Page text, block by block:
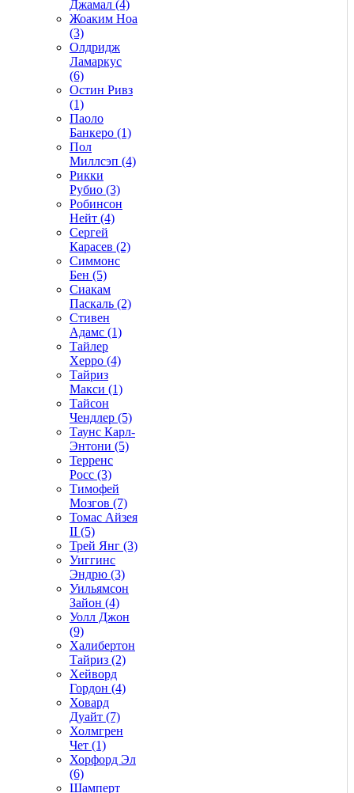
Джамал (4)
Жоаким Ноа
(3)
Олдридж
Ламаркус
(6)
Остин Ривз
(1)
Паоло
Банкеро (1)
Пол
Миллсэп (4)
Рикки
Рубио (3)
Робинсон
Нейт (4)
Сергей
Карасев (2)
Симмонс
Бен (5)
Сиакам
Паскаль (2)
Стивен
Адамс (1)
Тайлер
Херро (4)
Тайриз
Макси (1)
Тайсон
Чендлер (5)
Таунс Карл-
Энтони (5)
Терренс
Росс (3)
Тимофей
Мозгов (7)
Томас Айзея
II (5)
Трей Янг (3)
Уиггинс
Эндрю (3)
Уильямсон
Зайон (4)
Уолл Джон
(9)
Халибертон
Тайриз (2)
Хейворд
Гордон (4)
Ховард
Дуайт (7)
Холмгрен
Чет (1)
Хорфорд Эл
(6)
Шамперт